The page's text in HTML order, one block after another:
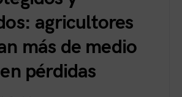
agricultores
más de medio
pérdidas